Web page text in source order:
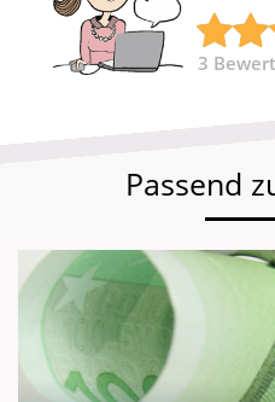
3
Passend